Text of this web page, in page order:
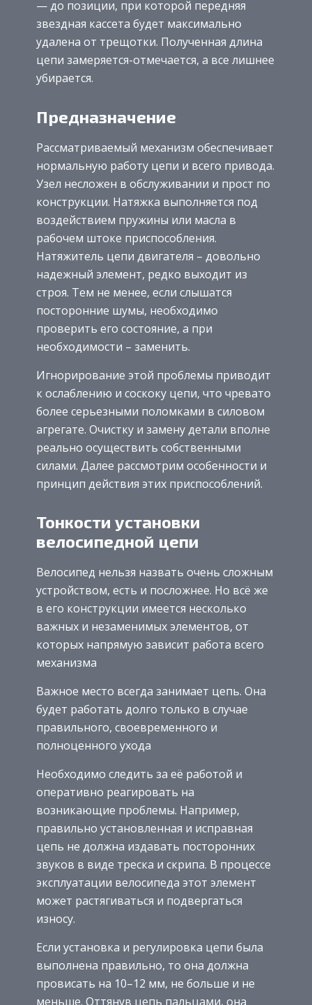
— до позиции, при которой передняя
звездная кассета будет максимально
удалена от трещотки. Полученная длина
цепи замеряется-отмечается, а все лишнее
убирается.
Предназначение
Рассматриваемый механизм обеспечивает
нормальную работу цепи и всего привода.
Узел несложен в обслуживании и прост по
конструкции. Натяжка выполняется под
воздействием пружины или масла в
рабочем штоке приспособления.
Натяжитель цепи двигателя – довольно
надежный элемент, редко выходит из
строя. Тем не менее, если слышатся
посторонние шумы, необходимо
проверить его состояние, а при
необходимости – заменить.
Игнорирование этой проблемы приводит
к ослаблению и соскоку цепи, что чревато
более серьезными поломками в силовом
агрегате. Очистку и замену детали вполне
реально осуществить собственными
силами. Далее рассмотрим особенности и
принцип действия этих приспособлений.
Тонкости установки
велосипедной цепи
Велосипед нельзя назвать очень сложным
устройством, есть и посложнее. Но всё же
в его конструкции имеется несколько
важных и незаменимых элементов, от
которых напрямую зависит работа всего
механизма
Важное место всегда занимает цепь. Она
будет работать долго только в случае
правильного, своевременного и
полноценного ухода
Необходимо следить за её работой и
оперативно реагировать на
возникающие проблемы. Например,
правильно установленная и исправная
цепь не должна издавать посторонних
звуков в виде треска и скрипа. В процессе
эксплуатации велосипеда этот элемент
может растягиваться и подвергаться
износу.
Если установка и регулировка цепи была
выполнена правильно, то она должна
провисать на 10–12 мм, не больше и не
меньше. Оттянув цепь пальцами, она